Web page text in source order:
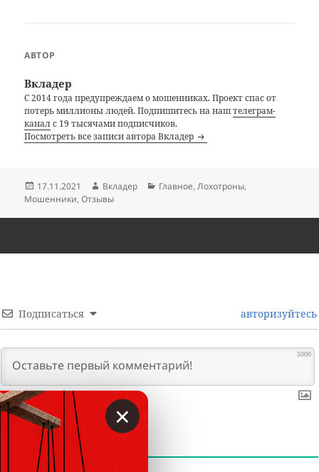
АВТОР
Вкладер
С 2014 года предупреждаем о мошенниках. Проект спас от
потерь миллионы людей. Подпишитесь на наштелеграм-
каналс 19 тысячами подписчиков.
Посмотреть все записи автора Вкладер
Опубликовано
17.11.2021 Автор
Вкладер Рубрики
Главное,Лохотроны,
Мошенники,Отзывы
Подписаться авторизуйтесь
5000
КОММЕНТАРИИ
×